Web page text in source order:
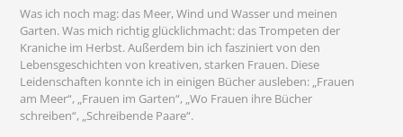
Was ich noch mag: das Meer, Wind und Wasser und meinen
Garten. Was mich richtig glücklichmacht: das Trompeten der
Kraniche im Herbst. Außerdem bin ich fasziniert von den
Lebensgeschichten von kreativen, starken Frauen. Diese
Leidenschaften konnte ich in einigen Bücher ausleben: „Frauen
am Meer“, „Frauen im Garten“, „Wo Frauen ihre Bücher
schreiben“, „Schreibende Paare“.